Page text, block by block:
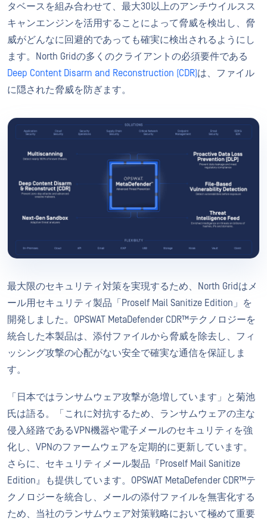
タベースを組み合わせて、最大30以上のアンチウイルスス
キャンエンジンを活用することによって脅威を検出し、脅
威がどんなに回避的であっても確実に検出されるようにし
ます。North Gridの多くのクライアントの必須要件である
Deep Content Disarm and Reconstruction (CDR)は、ファイル
に隠された脅威を防ぎます。
最大限のセキュリティ対策を実現するため、North Gridはメ
ール用セキュリティ製品「Proself Mail Sanitize Edition」を
開発しました。OPSWAT MetaDefender CDR™テクノロジーを
統合した本製品は、添付ファイルから脅威を除去し、フィ
ッシング攻撃の心配がない安全で確実な通信を保証しま
す。
「日本ではランサムウェア攻撃が急増しています」と菊池
氏は語る。「これに対抗するため、ランサムウェアの主な
侵入経路であるVPN機器や電子メールのセキュリティを強
化し、VPNのファームウェアを定期的に更新しています。
さらに、セキュリティメール製品『Proself Mail Sanitize
Edition』も提供しています。OPSWAT MetaDefender CDR™テ
クノロジーを統合し、メールの添付ファイルを無害化する
ため、当社のランサムウェア対策戦略において極めて重要